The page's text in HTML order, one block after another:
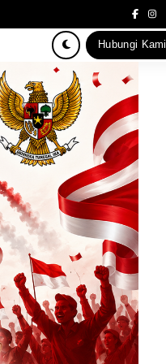
Hubungi Kami